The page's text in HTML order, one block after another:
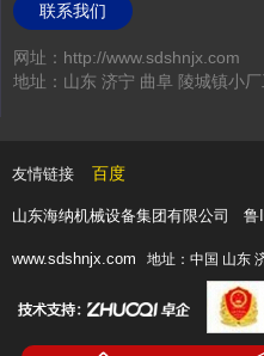
联系我们
网址：http://www.sdshnjx.com
地址：山东 济宁 曲阜 陵城镇小厂
友情链接 百度
山东海纳机械设备集团有限公司 鲁
www.sdshnjx.com 地址：中国 山东